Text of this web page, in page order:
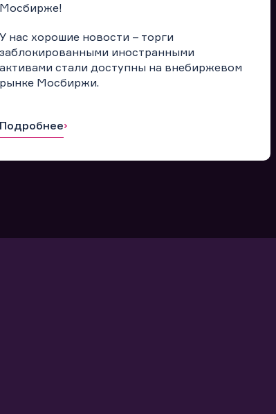
Мосбирже!
У нас хорошие новости – торги
заблокированными иностранными
активами стали доступны на внебиржевом
рынке Мосбиржи.
Подробнее